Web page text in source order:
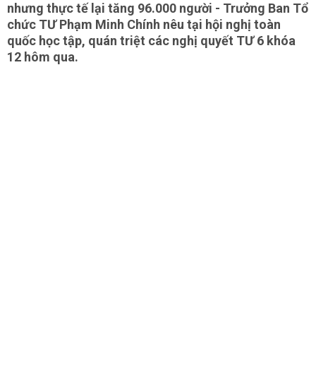
nhưng thực tế lại tăng 96.000 người - Trưởng Ban Tổ
chức TƯ Phạm Minh Chính nêu tại hội nghị toàn
quốc học tập, quán triệt các nghị quyết TƯ 6 khóa
12 hôm qua.